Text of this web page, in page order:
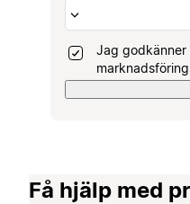
Jag
Få hjälp med